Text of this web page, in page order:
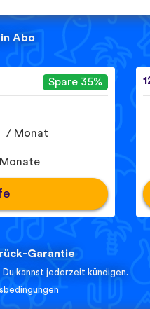
Abo
Spare 35%
/ Monat
Garantie
kannst jederzeit kündigen.